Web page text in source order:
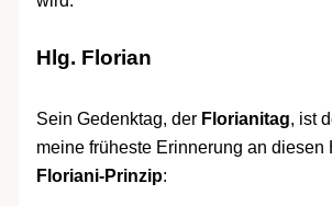
Hlg. Florian
Sein Gedenktag, der Florianitag, ist
meine früheste Erinnerung an diesen
Floriani-Prinzip: